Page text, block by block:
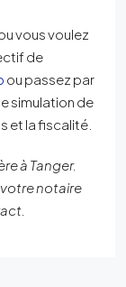
vous voulez
de
ou passez par
simulation de
et la fiscalité.
à Tanger.
notaire